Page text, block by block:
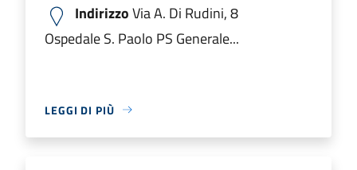
IndirizzoVia A. Di Rudini, 8
Ospedale S. Paolo PS Generale...
LEGGI DI PIÙ